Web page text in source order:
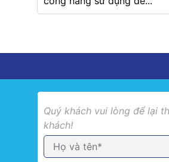
Quý khách vui lòng để lại
khách!